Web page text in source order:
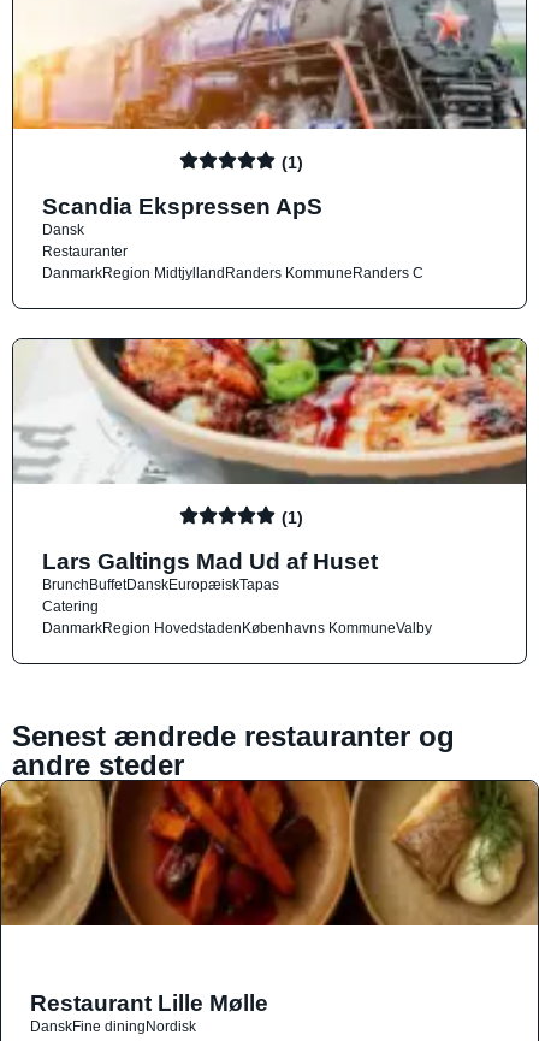
(1)
Scandia Ekspressen ApS
Dansk
Restauranter
DanmarkRegion MidtjyllandRanders KommuneRanders C
(1)
Lars Galtings Mad Ud af Huset
BrunchBuffetDanskEuropæiskTapas
Catering
DanmarkRegion HovedstadenKøbenhavns KommuneValby
Senest ændrede restauranter og
andre steder
Restaurant Lille Mølle
DanskFine diningNordisk